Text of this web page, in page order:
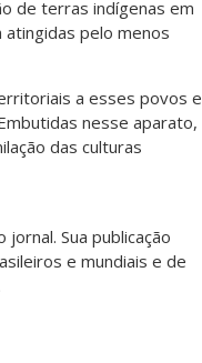
de terras indígenas em
pelo menos
a esses povos e
nesse aparato,
das culturas
Sua publicação
e mundiais e de